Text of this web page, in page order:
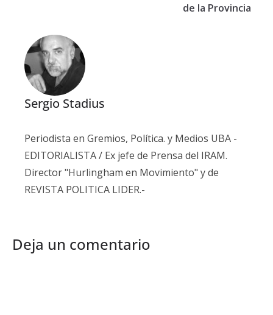
de la Provincia
Sergio Stadius
Periodista en Gremios, Política. y Medios UBA -
EDITORIALISTA / Ex jefe de Prensa del IRAM.
Director "Hurlingham en Movimiento" y de
REVISTA POLITICA LIDER.-
Deja un comentario